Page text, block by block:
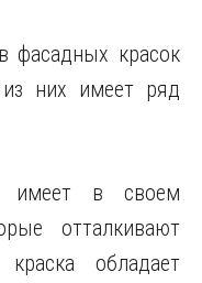
фасадных красок
них имеет ряд
имеет в своем
отталкивают
обладает